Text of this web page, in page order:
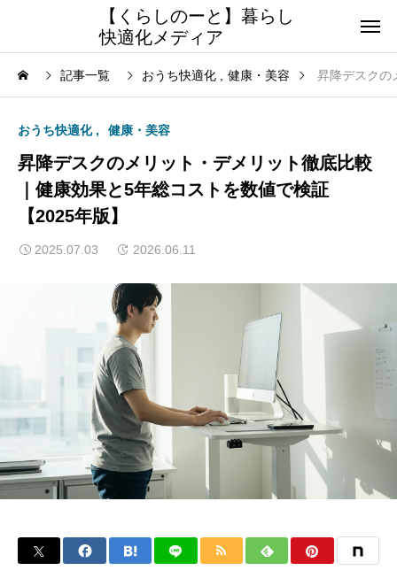
【くらしのーと】暮らし
快適化メディア
記事一覧 おうち快適化 健康・美容 昇降デスクの
おうち快適化 健康・美容
昇降デスクのメリット・デメリット徹底比較
｜健康効果と5年総コストを数値で検証
【2025年版】
2025.07.03 2026.06.11